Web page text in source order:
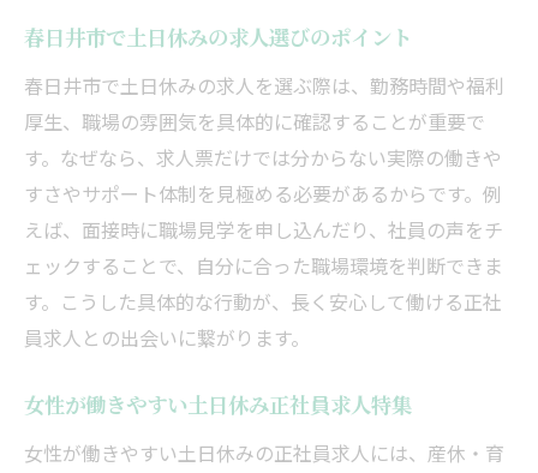
春日井市で土日休みの求人選びのポイント
春日井市で土日休みの求人を選ぶ際は、勤務時間や福利
厚生、職場の雰囲気を具体的に確認することが重要で
す。なぜなら、求人票だけでは分からない実際の働きや
すさやサポート体制を見極める必要があるからです。例
えば、面接時に職場見学を申し込んだり、社員の声をチ
ェックすることで、自分に合った職場環境を判断できま
す。こうした具体的な行動が、長く安心して働ける正社
員求人との出会いに繋がります。
女性が働きやすい土日休み正社員求人特集
女性が働きやすい土日休みの正社員求人には、産休・育